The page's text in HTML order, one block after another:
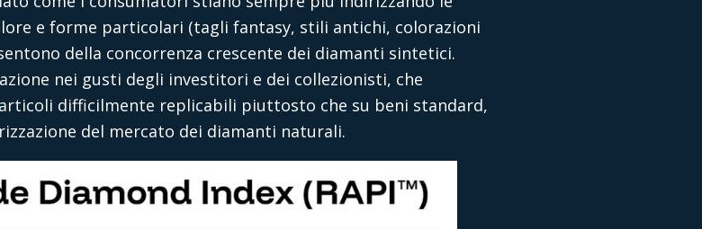
e forme particolari (tagli fantasy, stili antichi, colorazioni
della concorrenza crescente dei diamanti sintetici.
nei gusti degli investitori e dei collezionisti, che
difficilmente replicabili piuttosto che su beni standard,
del mercato dei diamanti naturali.